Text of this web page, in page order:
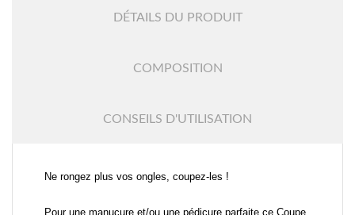
DÉTAILS DU PRODUIT
COMPOSITION
CONSEILS D'UTILISATION
Ne rongez plus vos ongles, coupez-les !
Pour une manucure et/ou une pédicure parfaite ce Coupe